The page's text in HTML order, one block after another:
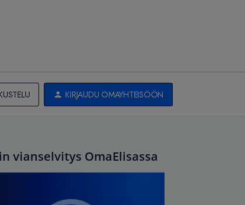
KIRJAUDU OMAYHTEISÖÖN
vianselvitys OmaElisassa